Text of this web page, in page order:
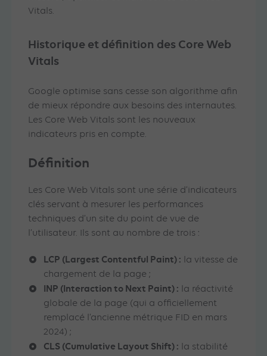
Vitals.
Historique et définition des Core Web
Vitals
Google optimise sans cesse son algorithme afin
de mieux répondre aux besoins des internautes.
Les Core Web Vitals sont les nouveaux
indicateurs pris en compte.
Définition
Les Core Web Vitals sont une série d’indicateurs
clés servant à mesurer les performances
techniques d’un site du point de vue de
l’utilisateur. Ils sont au nombre de trois :
LCP (Largest Contentful Paint) : la vitesse de
chargement de la page ;
INP (Interaction to Next Paint) : la réactivité
globale de la page (qui a officiellement
remplacé l’ancienne métrique FID en mars
2024) ;
CLS (Cumulative Layout Shift) : la stabilité